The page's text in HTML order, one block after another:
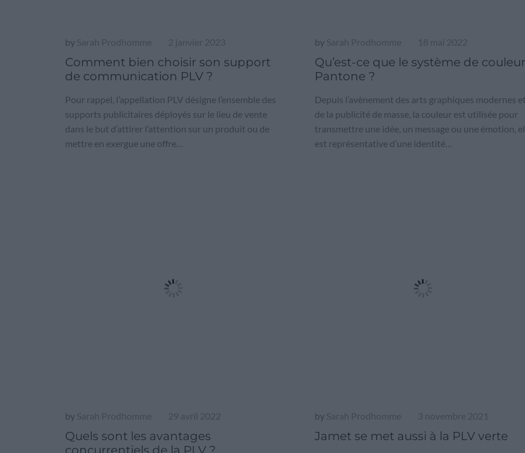
by Sarah Prodhomme 2 janvier 2023
Comment bien choisir son support
de communication PLV ?
Pour rappel, l’appellation PLV désigne l’ensemble des
supports publicitaires déployés sur le lieu de vente
dans le but d’attirer l’attention sur un produit ou de
mettre en exergue une offre…
by Sarah Prodhomme 18 mai 2022
Qu’est-ce que le système de
Pantone ?
Depuis l’avènement des arts graphiques modernes
de la publicité de masse, la couleur est utilisée pour
transmettre une idée, un message ou une émotion,
est représentative d’une identité…
by Sarah Prodhomme 29 avril 2022
Quels sont les avantages
concurrentiels de la PLV ?
by Sarah Prodhomme 3 novembre 2021
Jamet se met aussi à la PLV verte